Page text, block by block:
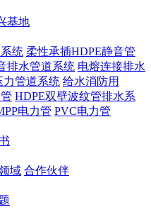
基地
统 柔性承插HDPE静音管
排水管道系统 电熔连接排水
力管道系统 给水消防用
HDPE双壁波纹管排水系
电力管 PVC电力管
域 合作伙伴